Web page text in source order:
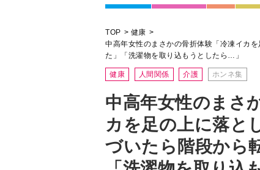
TOP
健康
中高年女性のまさかの骨折体験「冷凍イカ
た」「洗濯物を取り込もうとしたら…」
健康 人間関係 介護 ホンネ集
中高年女性のまさ
カを足の上に落と
づいたら階段から